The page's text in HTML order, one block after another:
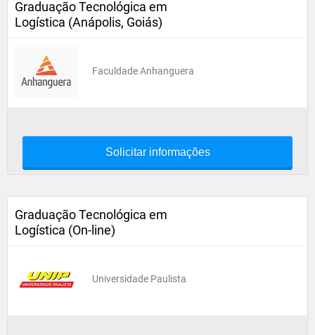
Graduação Tecnológica em
Logística (Anápolis, Goiás)
Faculdade Anhanguera
Solicitar informações
Graduação Tecnológica em
Logística (On-line)
Universidade Paulista